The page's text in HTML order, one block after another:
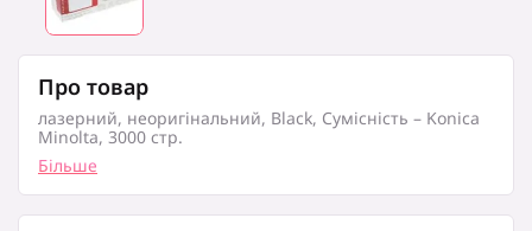
Про товар
лазерний, неоригінальний, Black, Сумісність – Konica
Minolta, 3000 стр.
Більше